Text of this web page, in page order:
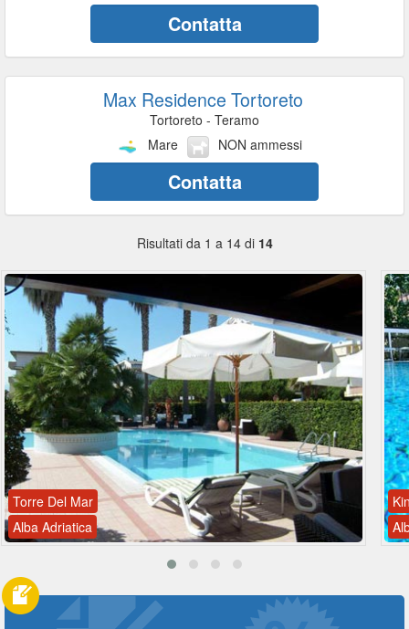
Contatta
Max Residence Tortoreto
Tortoreto - Teramo
Mare
NON ammessi
Contatta
Risultati da 1 a 14 di 14
Torre Del Mar
Alba Adriatica